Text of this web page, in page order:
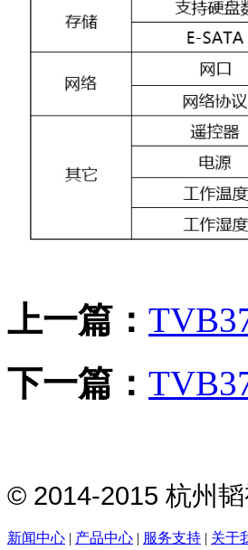
上一篇：
下一篇：
© 2014-2015 杭州
新闻中心 | 产品中心 | 服务支持 | 关于